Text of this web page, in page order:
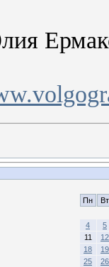
Пн Вт
4
5
11
12
18
19
25
26